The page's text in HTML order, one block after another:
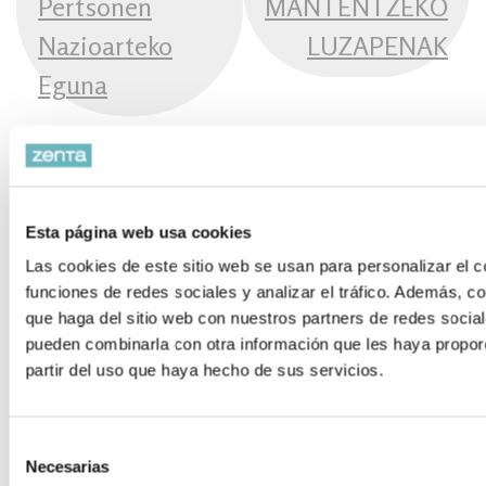
Esta página web usa cookies
Las cookies de este sitio web se usan para personalizar el
funciones de redes sociales y analizar el tráfico. Además,
que haga del sitio web con nuestros partners de redes
pueden combinarla con otra información que les haya
partir del uso que haya hecho de sus servicios.
Necesarias
Pertsonen
Nazioarteko
Eguna
MANTENTZEKO
LUZAPENAK
Berriak
Kategoria gabe
Kirolak